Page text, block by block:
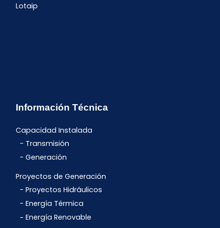
Lotaip
Información Técnica
Capacidad Instalada
Transmisión
Generación
Proyectos de Generación
Proyectos Hidráulicos
Energía Térmica
Energía Renovable